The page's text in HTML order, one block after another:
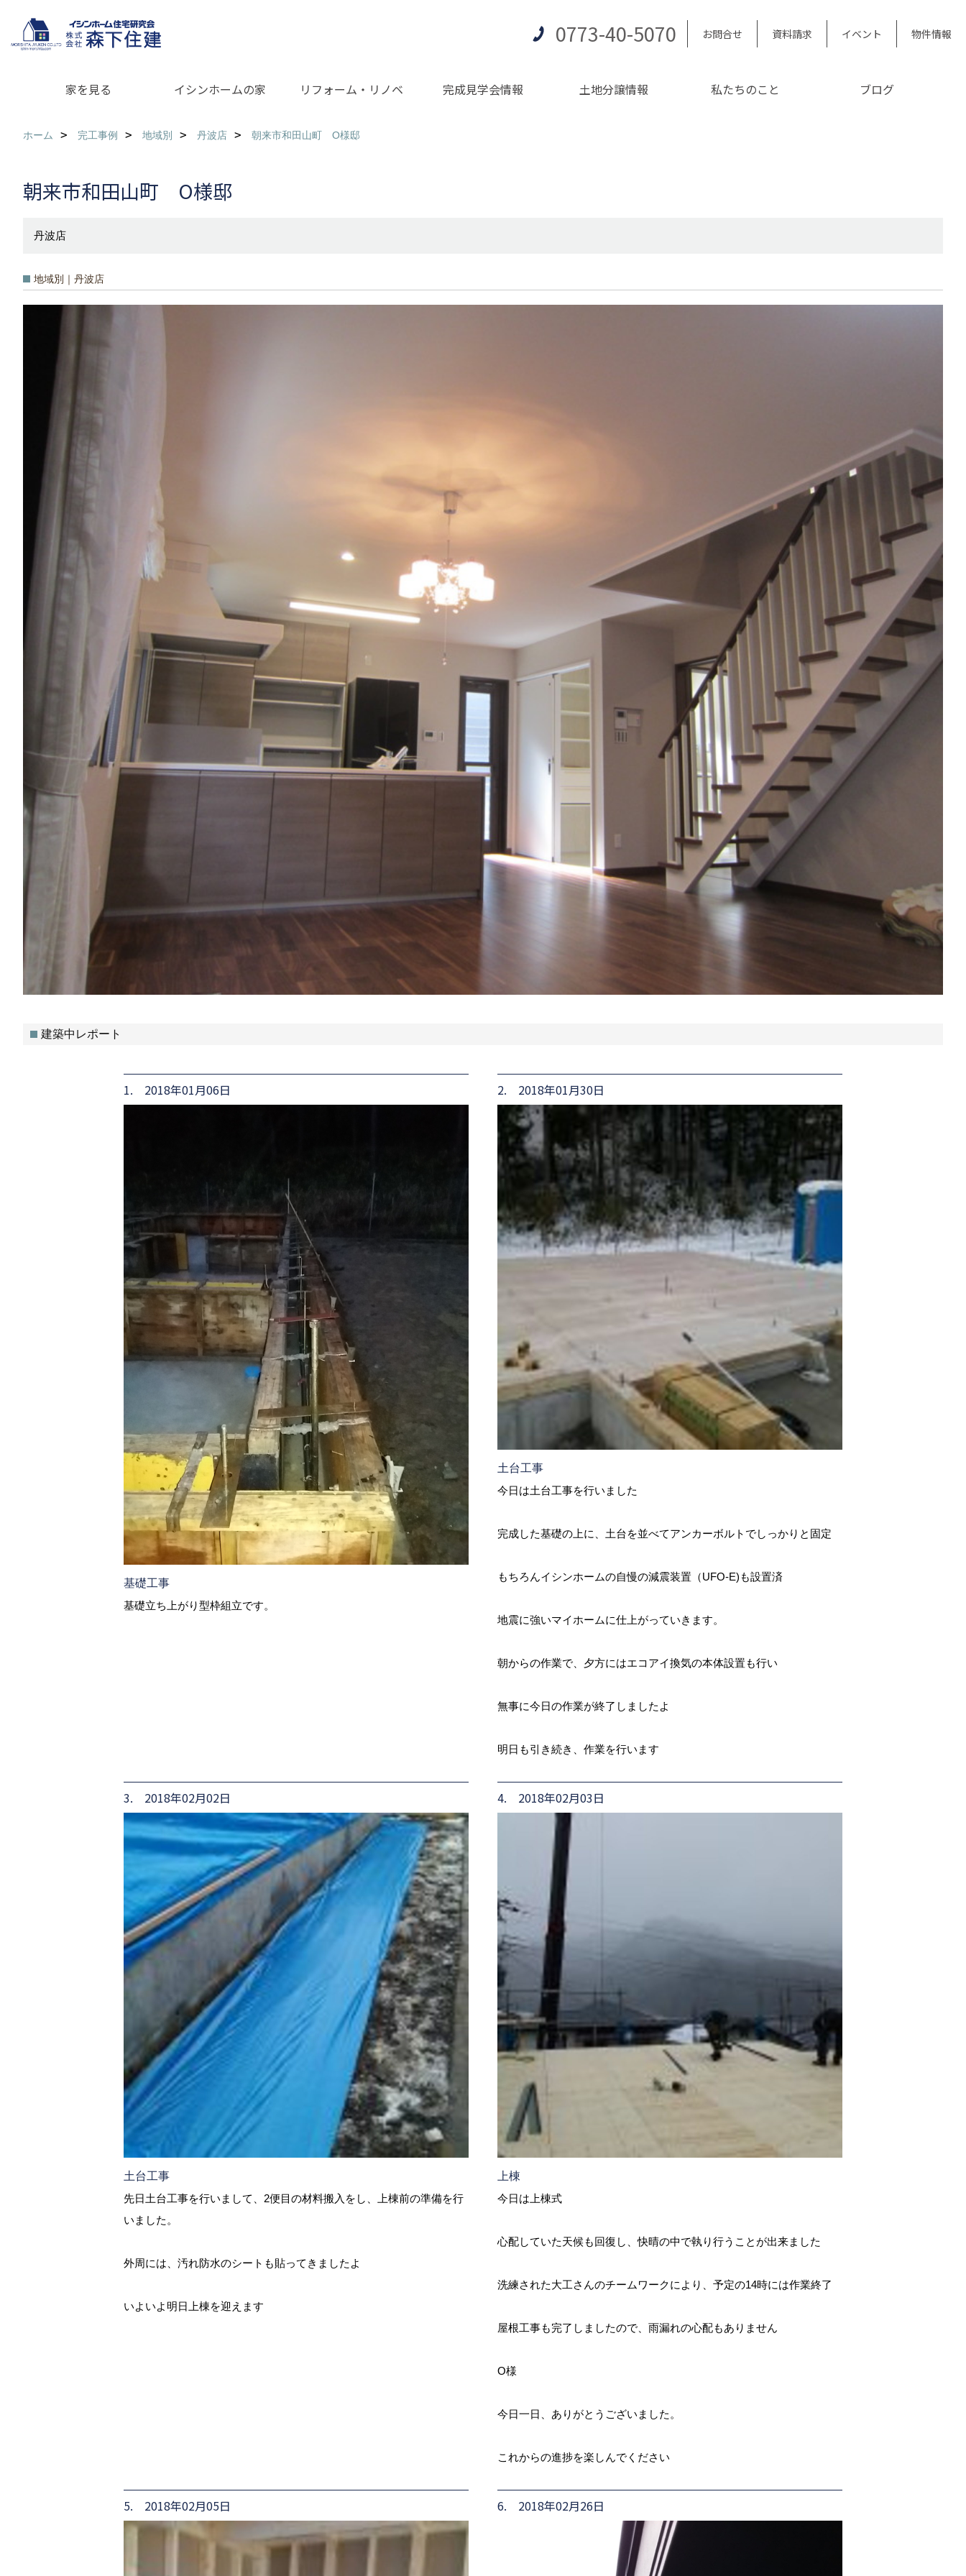
0773-40-5070 お問合せ 資料請求 イベント 物件情報
家を見る イシンホームの家 リフォーム・リノベ 完成見学会情報 土地分譲情報 私たちのこと ブログ
ホーム 完工事例 地域別 丹波店 朝来市和田山町 O様邸
朝来市和田山町 O様邸
丹波店
地域別｜丹波店
建築中レポート
1. 2018年01月06日
基礎工事
基礎立ち上がり型枠組立です。
2. 2018年01月30日
土台工事
今日は土台工事を行いました
完成した基礎の上に、土台を並べてアンカーボルトでしっかりと固定
もちろんイシンホームの自慢の減震装置（UFO-E)も設置済
地震に強いマイホームに仕上がっていきます。
朝からの作業で、夕方にはエコアイ換気の本体設置も行い
無事に今日の作業が終了しましたよ
明日も引き続き、作業を行います
3. 2018年02月02日
土台工事
先日土台工事を行いまして、2便目の材料搬入をし、上棟前の準備を行
いました。
外周には、汚れ防水のシートも貼ってきましたよ
いよいよ明日上棟を迎えます
4. 2018年02月03日
上棟
今日は上棟式
心配していた天候も回復し、快晴の中で執り行うことが出来ました
洗練された大工さんのチームワークにより、予定の14時には作業終了
屋根工事も完了しましたので、雨漏れの心配もありません
O様
今日一日、ありがとうございました。
これからの進捗を楽しんでください
5. 2018年02月05日 6. 2018年02月26日